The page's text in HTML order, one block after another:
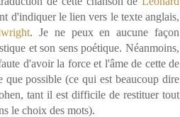
d'indiquer le lien vers le texte anglais,
. Je ne peux en aucune façon
et son sens poétique. Néanmoins,
d'avoir la force et l'âme de cette de
que possible (ce qui est beaucoup dire
tant il est difficile de restituer tout
le choix des mots).